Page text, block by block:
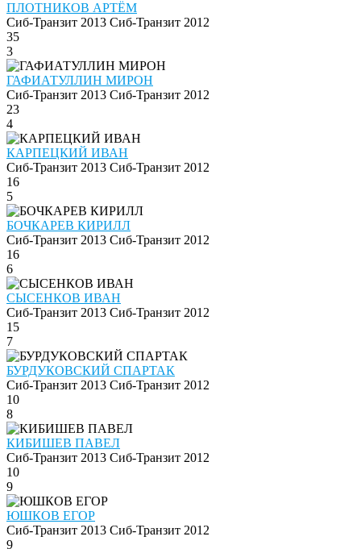
ПЛОТНИКОВ АРТЁМ
Сиб-Транзит 2013 Сиб-Транзит 2012
35
3
ГАФИАТУЛЛИН МИРОН
Сиб-Транзит 2013 Сиб-Транзит 2012
23
4
КАРПЕЦКИЙ ИВАН
Сиб-Транзит 2013 Сиб-Транзит 2012
16
5
БОЧКАРЕВ КИРИЛЛ
Сиб-Транзит 2013 Сиб-Транзит 2012
16
6
СЫСЕНКОВ ИВАН
Сиб-Транзит 2013 Сиб-Транзит 2012
15
7
БУРДУКОВСКИЙ СПАРТАК
Сиб-Транзит 2013 Сиб-Транзит 2012
10
8
КИБИШЕВ ПАВЕЛ
Сиб-Транзит 2013 Сиб-Транзит 2012
10
9
ЮШКОВ ЕГОР
Сиб-Транзит 2013 Сиб-Транзит 2012
9